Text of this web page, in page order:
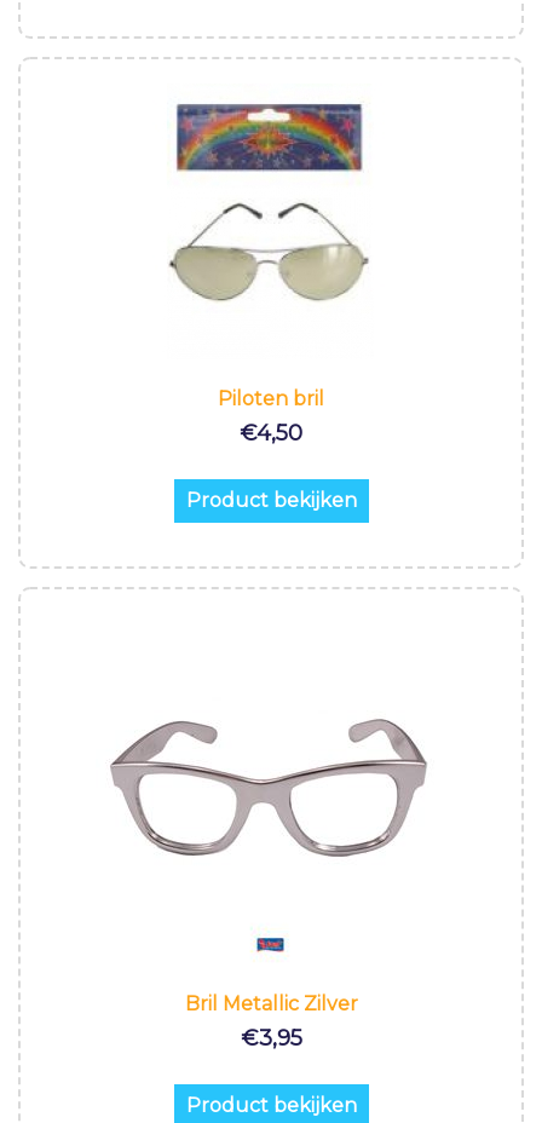
Piloten bril
€4,50
Product bekijken
Bril Metallic Zilver
€3,95
Product bekijken